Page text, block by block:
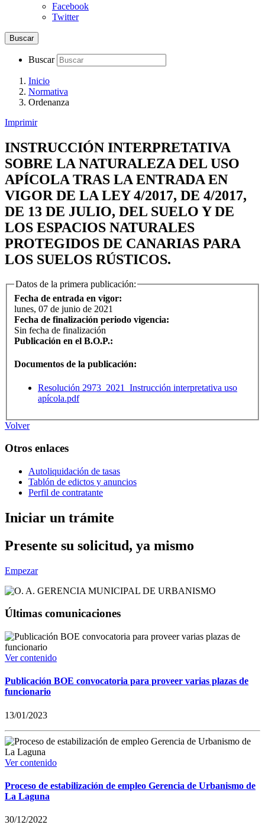
Facebook
Twitter
Buscar
Buscar
Inicio
Normativa
Ordenanza
Imprimir
INSTRUCCIÓN INTERPRETATIVA
SOBRE LA NATURALEZA DEL USO
APÍCOLA TRAS LA ENTRADA EN
VIGOR DE LA LEY 4/2017, DE 4/2017,
DE 13 DE JULIO, DEL SUELO Y DE
LOS ESPACIOS NATURALES
PROTEGIDOS DE CANARIAS PARA
LOS SUELOS RÚSTICOS.
Datos de la primera publicación:
Fecha de entrada en vigor:
lunes, 07 de junio de 2021
Fecha de finalización periodo vigencia:
Sin fecha de finalización
Publicación en el B.O.P.:
Documentos de la publicación:
Resolución 2973_2021_Instrucción interpretativa uso
apícola.pdf
Volver
Otros enlaces
Autoliquidación de tasas
Tablón de edictos y anuncios
Perfil de contratante
Iniciar un trámite
Presente su solicitud, ya mismo
Empezar
Últimas comunicaciones
Ver contenido
Publicación BOE convocatoria para proveer varias plazas de
funcionario
13/01/2023
Ver contenido
Proceso de estabilización de empleo Gerencia de Urbanismo de
La Laguna
30/12/2022